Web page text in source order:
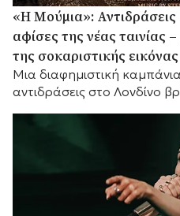
«Η Μούμια»: Αντιδράσεις
αφίσες της νέας
της σοκαριστικής εικόνας
Μια διαφημιστική
αντιδράσεις στο Λονδίνο